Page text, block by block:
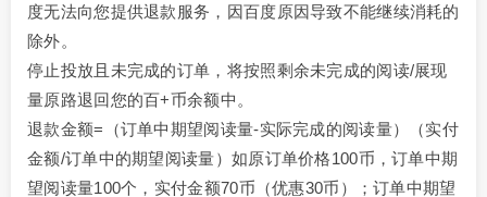
度无法向您提供退款服务，因百度原因导致不能继续消耗的
除外。
停止投放且未完成的订单，将按照剩余未完成的阅读/展现
量原路退回您的百+币余额中。
退款金额=（订单中期望阅读量-实际完成的阅读量）（实付
金额/订单中的期望阅读量）如原订单价格100币，订单中期
望阅读量100个，实付金额70币（优惠30币）；订单中期望